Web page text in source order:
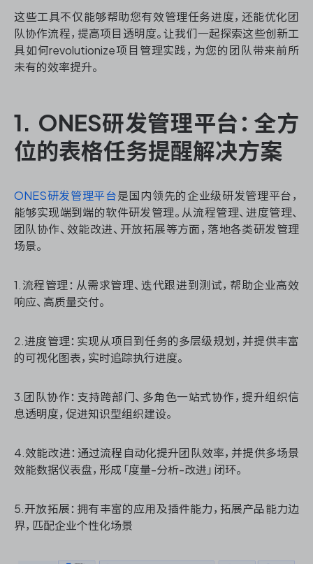
ONES 资讯
ONES 资讯
这些工具不仅能够帮助您有效管理任务进度，还能优化团
队协作流程，提高项目透明度。让我们一起探索这些创新工
具如何revolutionize项目管理实践，为您的团队带来前所
未有的效率提升。
1. ONES研发管理平台：全方
位的表格任务提醒解决方案
ONES研发管理平台是国内领先的企业级研发管理平台，
能够实现端到端的软件研发管理。从流程管理、进度管理、
团队协作、效能改进、开放拓展等方面，落地各类研发管理
场景。
1.流程管理：从需求管理、迭代跟进到测试，帮助企业高效
响应、高质量交付。
2.进度管理：实现从项目到任务的多层级规划，并提供丰富
的可视化图表，实时追踪执行进度。
3.团队协作：支持跨部门、多角色一站式协作，提升组织信
息透明度，促进知识型组织建设。
4.效能改进：通过流程自动化提升团队效率，并提供多场景
效能数据仪表盘，形成「度量-分析-改进」闭环。
5.开放拓展：拥有丰富的应用及插件能力，拓展产品能力边
界，匹配企业个性化场景